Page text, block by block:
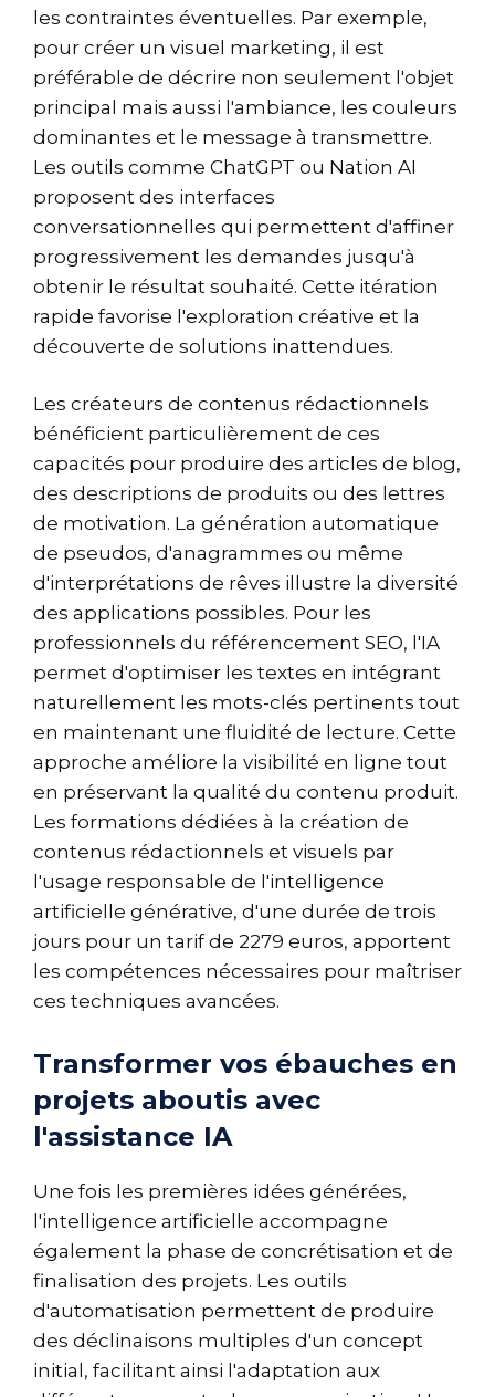
les contraintes éventuelles. Par exemple,
pour créer un visuel marketing, il est
préférable de décrire non seulement l'objet
principal mais aussi l'ambiance, les couleurs
dominantes et le message à transmettre.
Les outils comme ChatGPT ou Nation AI
proposent des interfaces
conversationnelles qui permettent d'affiner
progressivement les demandes jusqu'à
obtenir le résultat souhaité. Cette itération
rapide favorise l'exploration créative et la
découverte de solutions inattendues.
Les créateurs de contenus rédactionnels
bénéficient particulièrement de ces
capacités pour produire des articles de blog,
des descriptions de produits ou des lettres
de motivation. La génération automatique
de pseudos, d'anagrammes ou même
d'interprétations de rêves illustre la diversité
des applications possibles. Pour les
professionnels du référencement SEO, l'IA
permet d'optimiser les textes en intégrant
naturellement les mots-clés pertinents tout
en maintenant une fluidité de lecture. Cette
approche améliore la visibilité en ligne tout
en préservant la qualité du contenu produit.
Les formations dédiées à la création de
contenus rédactionnels et visuels par
l'usage responsable de l'intelligence
artificielle générative, d'une durée de trois
jours pour un tarif de 2279 euros, apportent
les compétences nécessaires pour maîtriser
ces techniques avancées.
Transformer vos ébauches en
projets aboutis avec
l'assistance IA
Une fois les premières idées générées,
l'intelligence artificielle accompagne
également la phase de concrétisation et de
finalisation des projets. Les outils
d'automatisation permettent de produire
des déclinaisons multiples d'un concept
initial, facilitant ainsi l'adaptation aux